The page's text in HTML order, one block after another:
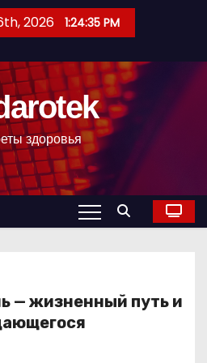
2026 1:24:36 PM
здоровья
— жизненный путь и